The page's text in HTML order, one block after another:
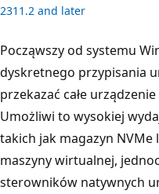
2311.2 and later
Począwszy od systemu
dyskretnego przypisania
przekazać całe
Umożliwi to wysokiej
takich jak magazyn
maszyny wirtualnej,
sterowników natywnych